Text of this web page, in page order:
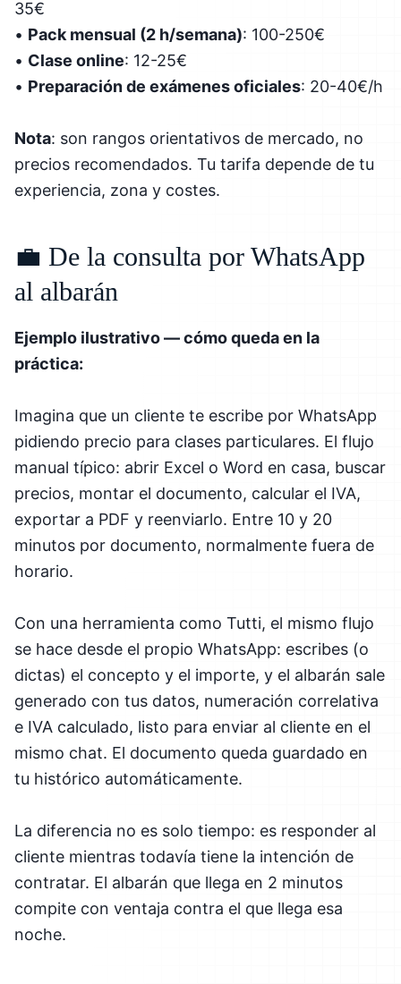
35€
• Pack mensual (2 h/semana): 100-250€
• Clase online: 12-25€
• Preparación de exámenes oficiales: 20-40€/h
Nota: son rangos orientativos de mercado, no
precios recomendados. Tu tarifa depende de tu
experiencia, zona y costes.
💼 De la consulta por WhatsApp
al albarán
Ejemplo ilustrativo — cómo queda en la
práctica:
Imagina que un cliente te escribe por WhatsApp
pidiendo precio para clases particulares. El flujo
manual típico: abrir Excel o Word en casa, buscar
precios, montar el documento, calcular el IVA,
exportar a PDF y reenviarlo. Entre 10 y 20
minutos por documento, normalmente fuera de
horario.
Con una herramienta como Tutti, el mismo flujo
se hace desde el propio WhatsApp: escribes (o
dictas) el concepto y el importe, y el albarán sale
generado con tus datos, numeración correlativa
e IVA calculado, listo para enviar al cliente en el
mismo chat. El documento queda guardado en
tu histórico automáticamente.
La diferencia no es solo tiempo: es responder al
cliente mientras todavía tiene la intención de
contratar. El albarán que llega en 2 minutos
compite con ventaja contra el que llega esa
noche.